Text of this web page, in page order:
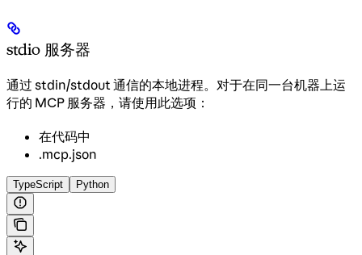
stdio 服务器
通过 stdin/stdout 通信的本地进程。对于在同一台机器上运
行的 MCP 服务器，请使用此选项：
在代码中
.mcp.json
TypeScript Python